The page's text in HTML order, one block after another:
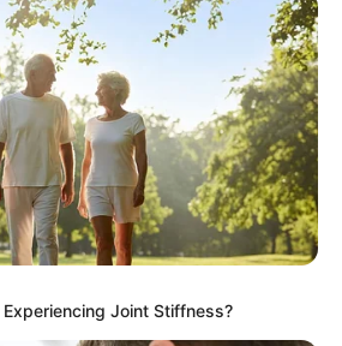
Joint Stiffness?